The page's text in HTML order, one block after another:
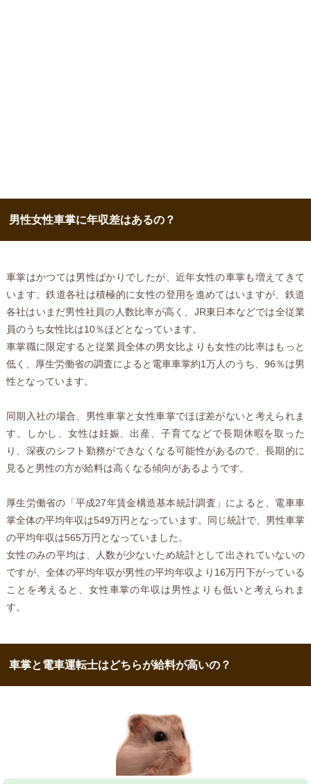
男性女性車掌に年収差はあるの？
車掌はかつては男性ばかりでしたが、近年女性の車掌も増えてきて
います。鉄道各社は積極的に女性の登用を進めてはいますが、鉄道
各社はいまだ男性社員の人数比率が高く、JR東日本などでは全従業
員のうち女性比は10％ほどとなっています。
車掌職に限定すると従業員全体の男女比よりも女性の比率はもっと
低く、厚生労働省の調査によると電車車掌約1万人のうち、96％は男
性となっています。
同期入社の場合、男性車掌と女性車掌でほぼ差がないと考えられま
す。しかし、女性は妊娠、出産、子育てなどで長期休暇を取った
り、深夜のシフト勤務ができなくなる可能性があるので、長期的に
見ると男性の方が給料は高くなる傾向があるようです。
厚生労働省の「平成27年賃金構造基本統計調査」によると、電車車
掌全体の平均年収は549万円となっています。同じ統計で、男性車掌
の平均年収は565万円となっていました。
女性のみの平均は、人数が少ないため統計として出されていないの
ですが、全体の平均年収が男性の平均年収より16万円下がっている
ことを考えると、女性車掌の年収は男性よりも低いと考えられま
す。
車掌と電車運転士はどちらが給料が高いの？